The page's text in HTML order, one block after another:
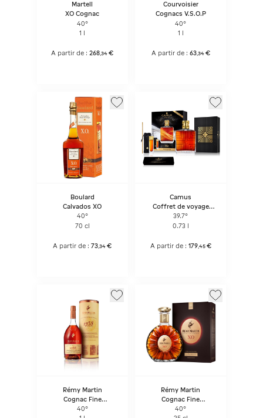
Martell
XO Cognac
40°
1 l
A partir de :268,34 €
Courvoisier
Cognacs V.S.O.P
40°
1 l
A partir de : 63,34 €
Boulard
Calvados XO
40°
70 cl
A partir de :73 ,34 €
Camus
Coffret de voyage
COGNAC CAMUS XO
avec boîte cadeau
39.7°
0.73 l
A partir de : 179, 45 €
Rémy Martin
Cognac Fine
Champagne 1738
Accord Royal
40°
Rémy Martin
Cognac Fine
Champagne XO
40°